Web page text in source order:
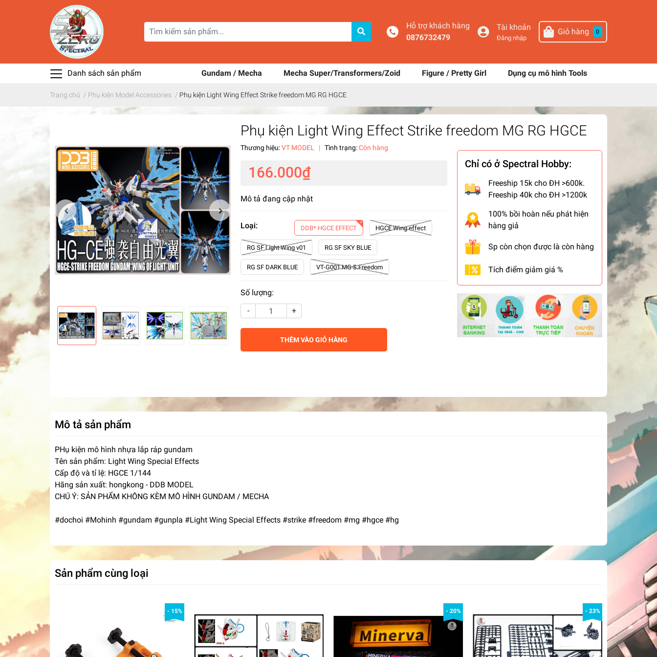
Hỗ trợ khách hàng
0876732479
Tài khoản
Đăng nhập
Giỏ hàng 0
Danh sách sản phẩm Gundam / Mecha Mecha Super/Transformers/Zoid Figure / Pretty Girl Dụng cụ mô hình Tools
Trang chủ / Phụ kiện Model Accessories / Phụ kiện Light Wing Effect Strike freedom MG RG HGCE
Phụ kiện Light Wing Effect Strike freedom MG RG HGCE
Thương hiệu:VT MODEL | Tình trạng:Còn hàng
166.000₫
Mô tả đang cập nhật
Loại: DDB* HGCE EFFECT HGCE Wing effect
RG SF Light Wing v01 RG SF SKY BLUE
RG SF DARK BLUE VT-G001 MG S.Freedom
Số lượng:
-
+
THÊM VÀO GIỎ HÀNG
Chỉ có ở Spectral Hobby:
Freeship 15k cho ĐH >600k.
Freeship 40k cho ĐH >1200k
100% bồi hoàn nếu phát hiện
hàng giả
Sp còn chọn được là còn hàng
Tích điểm giảm giá %
Mô tả sản phẩm
PHụ kiện mô hình nhựa lắp ráp gundam
Tên sản phẩm: Light Wing Special Effects
Cấp độ và tỉ lệ: HGCE 1/144
Hãng sản xuất: hongkong - DDB MODEL
CHÚ Ý: SẢN PHẨM KHÔNG KÈM MÔ HÌNH GUNDAM / MECHA
#dochoi #Mohinh #gundam #gunpla #Light Wing Special Effects #strike #freedom #mg #hgce #hg
Sản phẩm cùng loại
- 15% - 20% - 23%